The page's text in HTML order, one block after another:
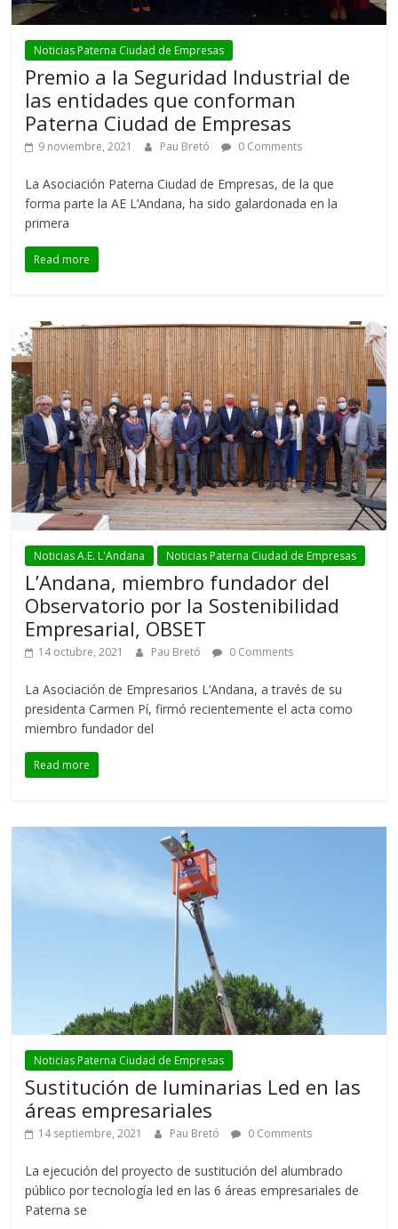
Noticias Paterna Ciudad de Empresas
Premio a la Seguridad Industrial de
las entidades que conforman
Paterna Ciudad de Empresas
9 noviembre, 2021 Pau Bretó 0 Comments
La Asociación Paterna Ciudad de Empresas, de la que
forma parte la AE L’Andana, ha sido galardonada en la
primera
Read more
Noticias A.E. L'Andana Noticias Paterna Ciudad de Empresas
L’Andana, miembro fundador del
Observatorio por la Sostenibilidad
Empresarial, OBSET
14 octubre, 2021 Pau Bretó 0 Comments
La Asociación de Empresarios L’Andana, a través de su
presidenta Carmen Pí, firmó recientemente el acta como
miembro fundador del
Read more
Noticias Paterna Ciudad de Empresas
Sustitución de luminarias Led en las
áreas empresariales
14 septiembre, 2021 Pau Bretó 0 Comments
La ejecución del proyecto de sustitución del alumbrado
público por tecnología led en las 6 áreas empresariales de
Paterna se